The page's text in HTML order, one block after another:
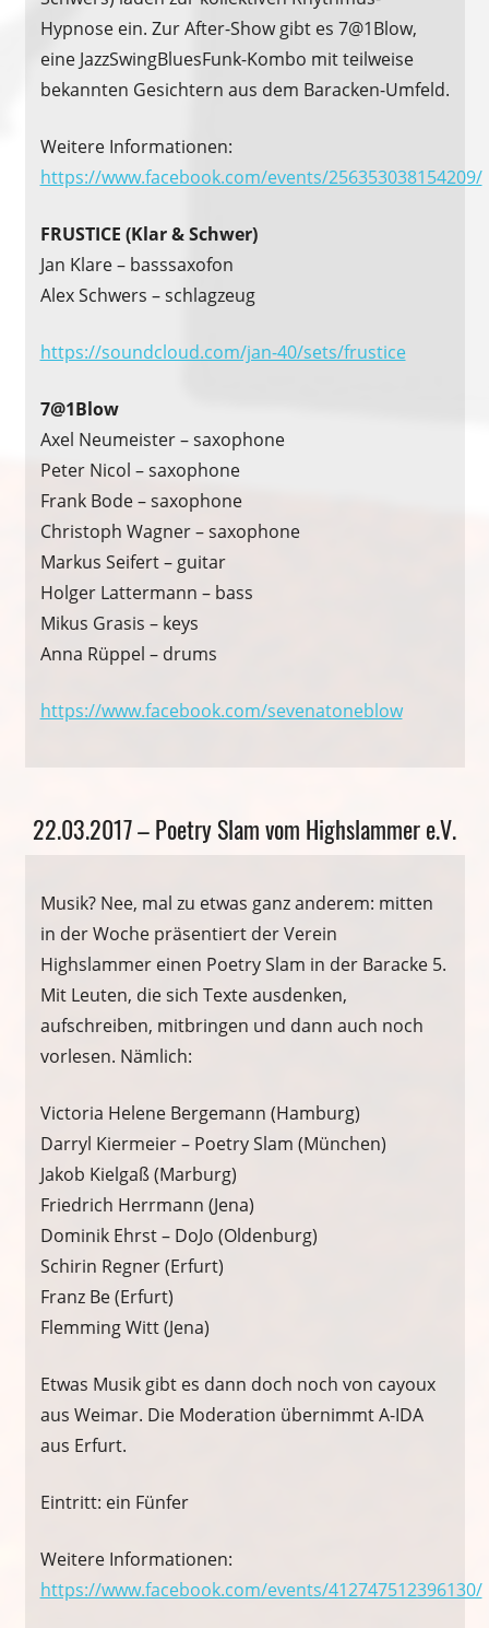
Hypnose ein. Zur After-Show gibt es 7@1Blow,
eine JazzSwingBluesFunk-Kombo mit teilweise
bekannten Gesichtern aus dem Baracken-Umfeld.
Weitere Informationen:
https://www.facebook.com/events/256353038154209/
FRUSTICE (Klar & Schwer)
Jan Klare – basssaxofon
Alex Schwers – schlagzeug
https://soundcloud.com/jan-40/sets/frustice
7@1Blow
Axel Neumeister – saxophone
Peter Nicol – saxophone
Frank Bode – saxophone
Christoph Wagner – saxophone
Markus Seifert – guitar
Holger Lattermann – bass
Mikus Grasis – keys
Anna Rüppel – drums
https://www.facebook.com/sevenatoneblow
Veranstaltung
22.03.2017 – Poetry Slam vom Highslammer e.V.
Musik? Nee, mal zu etwas ganz anderem: mitten
in der Woche präsentiert der Verein
Highslammer einen Poetry Slam in der Baracke 5.
Mit Leuten, die sich Texte ausdenken,
aufschreiben, mitbringen und dann auch noch
vorlesen. Nämlich:
Victoria Helene Bergemann (Hamburg)
Darryl Kiermeier – Poetry Slam (München)
Jakob Kielgaß (Marburg)
Friedrich Herrmann (Jena)
Dominik Ehrst – DoJo (Oldenburg)
Schirin Regner (Erfurt)
Franz Be (Erfurt)
Flemming Witt (Jena)
Etwas Musik gibt es dann doch noch von cayoux
aus Weimar. Die Moderation übernimmt A-IDA
aus Erfurt.
Eintritt: ein Fünfer
Weitere Informationen:
https://www.facebook.com/events/412747512396130/